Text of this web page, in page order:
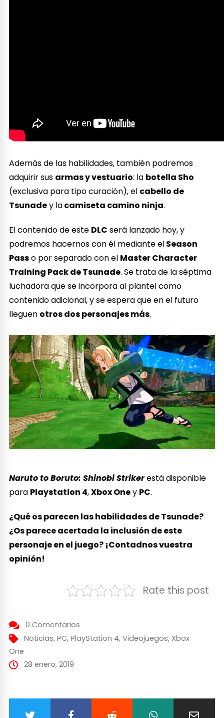
Además de las habilidades, también podremos
adquirir sus armas y vestuario: la botella Sho
(exclusiva para tipo curación), el cabello de
Tsunadey lacamiseta camino ninja.
El contenido de este DLC será lanzado hoy, y
podremos hacernos con él mediante elSeason
Passo por separado con el Master Character
Training Pack de Tsunade. Se trata de la séptima
luchadora que se incorpora al plantel como
contenido adicional, y se espera que en el futuro
lleguen otros dos personajes más.
Naruto to Boruto: Shinobi Strikerestá disponible
para Playstation 4,Xbox Oney PC.
¿Qué os parecen las habilidades de Tsunade?
¿Os parece acertada la inclusión de este
personaje en el juego? ¡Contadnos vuestra
opinión!
Rate this post
0 Comentarios
Noticias, PC, PlayStation 4, Videojuegos, Xbox
One
28 enero, 2019